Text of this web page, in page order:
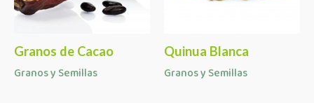
Granos de Cacao
Granos y Semillas
Quinua Blanca
Granos y Semillas